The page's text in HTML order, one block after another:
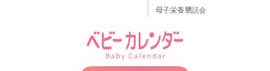
母子栄養懇話会